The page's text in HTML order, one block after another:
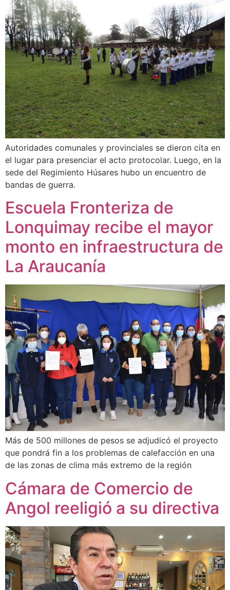
Autoridades comunales y provinciales se dieron cita en
el lugar para presenciar el acto protocolar. Luego, en la
sede del Regimiento Húsares hubo un encuentro de
bandas de guerra.
Escuela Fronteriza de
Lonquimay recibe el mayor
monto en infraestructura de
La Araucanía
Más de 500 millones de pesos se adjudicó el proyecto
que pondrá fin a los problemas de calefacción en una
de las zonas de clima más extremo de la región
Cámara de Comercio de
Angol reeligió a su directiva